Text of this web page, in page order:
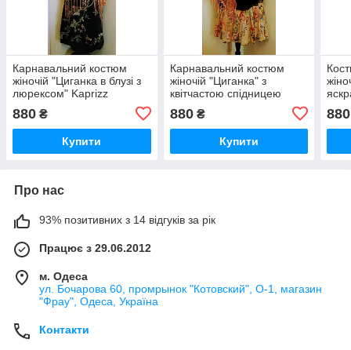
Карнавальний костюм
жіночій "Циганка в блузі з
люрексом" Kaprizz
880 ₴
Купити
Карнавальний костюм
жіночій "Циганка" з
квітчастою спідницею
880₴
Купити
880
Про нас
93% позитивних з 14 відгуків за рік
Працює з 29.06.2012
м. Одеса
ул. Бочарова 60, промрынок "Котовский", О-1, магазин
"Фрау", Одеса, Україна
Контакти